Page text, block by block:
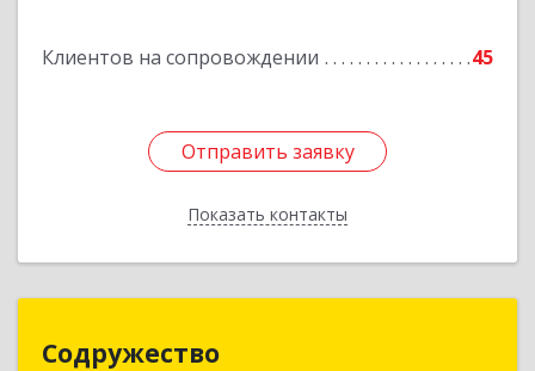
Клиентов на сопровождении 45
Отправить заявку
Показать контакты
Отправить заявку
Назад
Содружество